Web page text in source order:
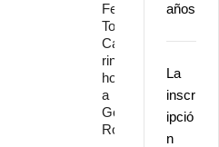
Festival
Torre del
Cante
rinde
homenaje
a
Gonzalo
Rojo
años
La
inscr
ipció
n